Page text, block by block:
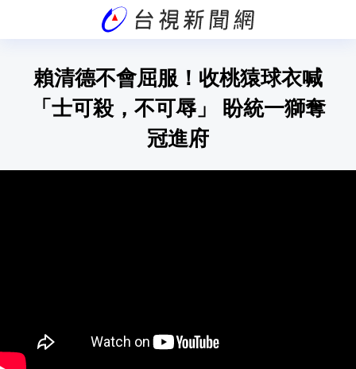
賴清德不會屈服！收桃猿球衣喊
「士可殺，不可辱」 盼統一獅奪
冠進府